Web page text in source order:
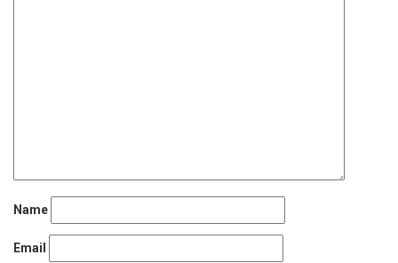
Name
Email